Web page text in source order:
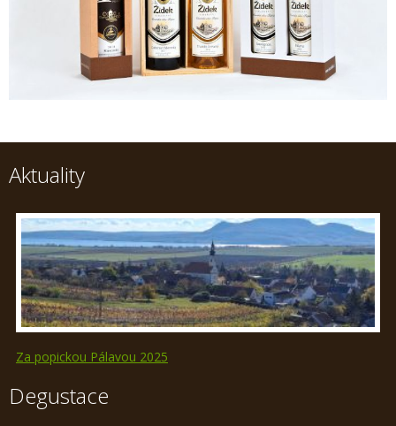
Aktuality
Za popickou Pálavou 2025
Degustace